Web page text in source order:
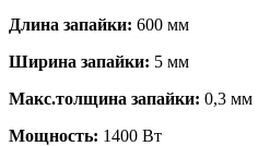
Длина запайки: 600 мм
Ширина запайки: 5 мм
Макс.толщина запайки: 0,3 мм
Мощность: 1400 Вт